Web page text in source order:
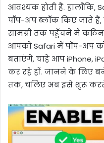
आवश्यक होती हैं. हालाँकि,
पॉप-अप ब्लॉक किए जाते
सामग्री तक पहुँचने में
आपको Safari में पॉप-अप
बताएंगे, चाहे आप iPhone,
कर रहे हों. जानने के लिए
तक, चलिए अब इसे शुरू